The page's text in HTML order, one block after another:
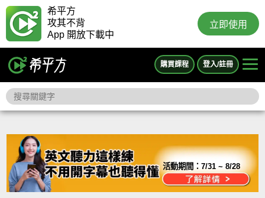
希平方
攻其不背
App 開放下載中
立即使用
購買課程 登入/註冊
活動期間：7/31 ~ 8/28